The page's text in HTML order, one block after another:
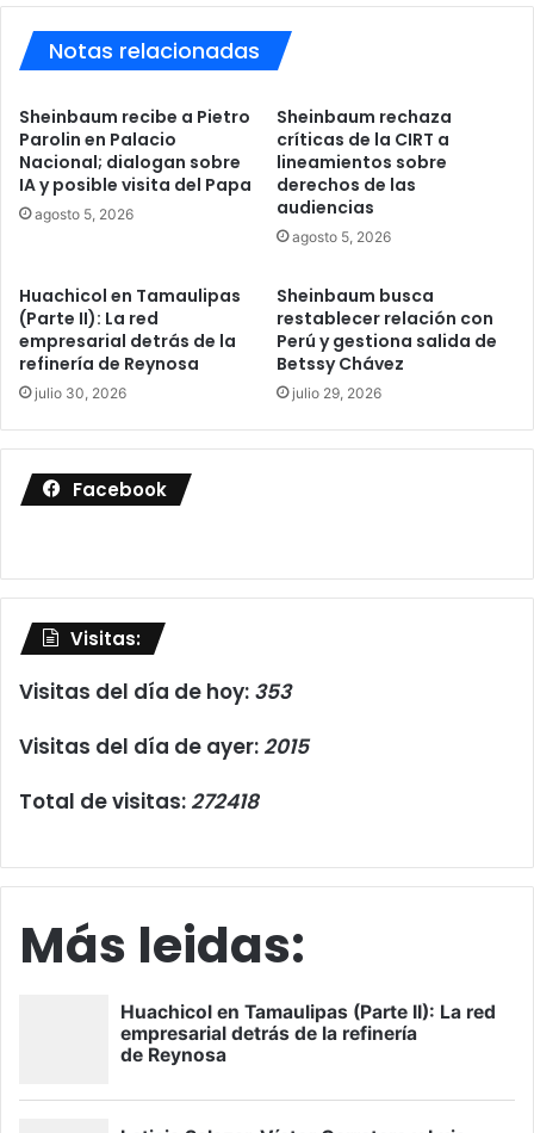
Notas relacionadas
Sheinbaum recibe a Pietro
Parolin en Palacio
Nacional; dialogan sobre
IA y posible visita del Papa
agosto 5, 2026
Sheinbaum rechaza
críticas de la CIRT a
lineamientos sobre
derechos de las
audiencias
agosto 5, 2026
Huachicol en Tamaulipas
(Parte II): La red
empresarial detrás de la
refinería de Reynosa
julio 30, 2026
Sheinbaum busca
restablecer relación con
Perú y gestiona salida de
Betssy Chávez
julio 29, 2026
Facebook
Visitas:
Visitas del día de hoy: 353
Visitas del día de ayer: 2015
Total de visitas: 272418
Más leidas: